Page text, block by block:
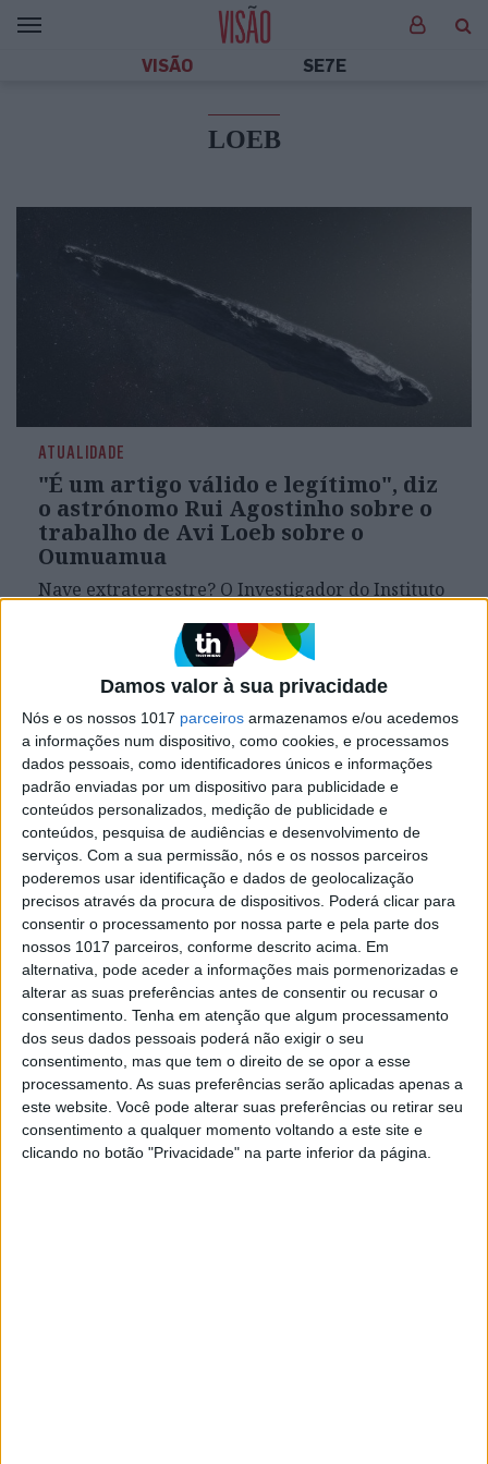
Damos valor à sua privacidade
Nós e os nossos 1017 parceiros armazenamos e/ou acedemos
a informações num dispositivo, como cookies, e processamos
dados pessoais, como identificadores únicos e informações
padrão enviadas por um dispositivo para publicidade e
conteúdos personalizados, medição de publicidade e
conteúdos, pesquisa de audiências e desenvolvimento de
serviços. Com a sua permissão, nós e os nossos parceiros
poderemos usar identificação e dados de geolocalização
precisos através da procura de dispositivos. Poderá clicar para
consentir o processamento por nossa parte e pela parte dos
nossos 1017 parceiros, conforme descrito acima. Em
alternativa, pode aceder a informações mais pormenorizadas e
alterar as suas preferências antes de consentir ou recusar o
consentimento. Tenha em atenção que algum processamento
dos seus dados pessoais poderá não exigir o seu
consentimento, mas que tem o direito de se opor a esse
processamento. As suas preferências serão aplicadas apenas a
este website. Você pode alterar suas preferências ou retirar seu
consentimento a qualquer momento voltando a este site e
clicando no botão "Privacidade" na parte inferior da página.
VISÃO SE7E
LOEB
ATUALIDADE
"É um artigo válido e legítimo", diz
o astrónomo Rui Agostinho sobre o
trabalho de Avi Loeb sobre o
Oumuamua
Nave extraterrestre? O Investigador do Instituto
tese do astrónomo americano sobre o
Oumuamua, um misterioso objeto espacial
detetado em 2017. "Às vezes as teorias demoram
muito tempo a serem comprovadas"
SOCIEDADE
Quem é Avi Loeb, o cientista de
Harvard que insiste na teoria de
que fomos visitados por aliens
Há cinco empresas cinematográficas na corrida
para fazer um filme sobre a vida do conceituado
astrónomo que se tornou um entusiasta de ET’s